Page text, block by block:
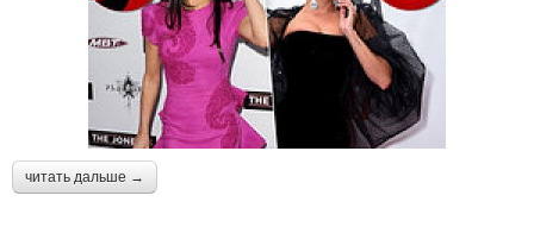
читать дальше →